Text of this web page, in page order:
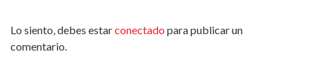
Lo siento, debes estarconectado para publicar un
comentario.